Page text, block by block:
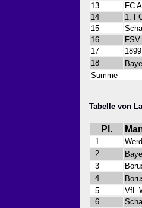
13
FC
14
1.
15
16
17
18
Summe
Tabelle von
Pl.
1
2
3
4
5
VfL
6